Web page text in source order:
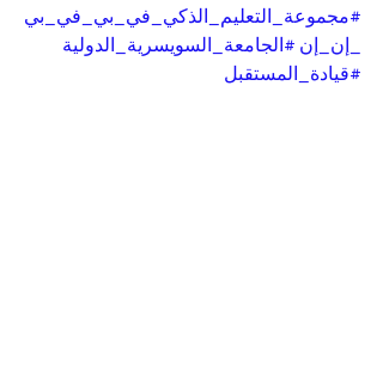
#مجموعة_التعليم_الذكي_في_بي_في_بي
_إن_إن #الجامعة_السويسرية_الدولية
#قيادة_المستقبل